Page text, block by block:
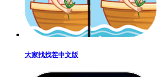
大家找找茬中文版